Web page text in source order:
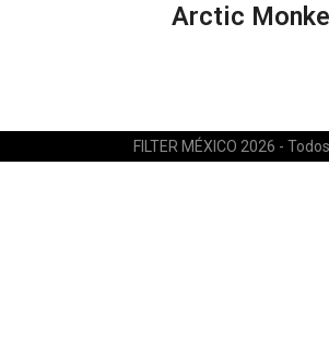
Arctic
FILTER MÉXICO 2026 -